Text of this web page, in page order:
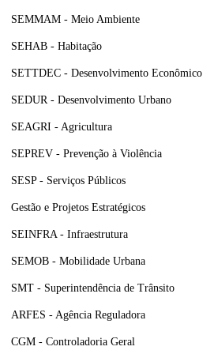
SEMMAM - Meio Ambiente
SEHAB - Habitação
SETTDEC - Desenvolvimento Econômico
SEDUR - Desenvolvimento Urbano
SEAGRI - Agricultura
SEPREV - Prevenção à Violência
SESP - Serviços Públicos
Gestão e Projetos Estratégicos
SEINFRA - Infraestrutura
SEMOB - Mobilidade Urbana
SMT - Superintendência de Trânsito
ARFES - Agência Reguladora
CGM - Controladoria Geral